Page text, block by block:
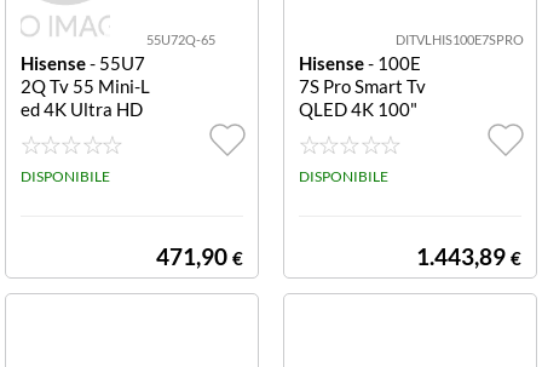
55U72Q-65
Hisense- 55U7
2Q Tv 55 Mini-L
ed 4K Ultra HD
Smart VIDAA D
olby Vision IQ
DISPONIBILE
471,90 €
DITVLHIS100E7SPRO
Hisense- 100E
7S Pro Smart Tv
QLED 4K 100"
144Hz 100 E7S
PRO QLED 4K
ULTRA HD SMA
DISPONIBILE
1.443,89 €